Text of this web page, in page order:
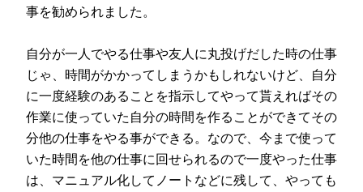
事を勧められました。
自分が一人でやる仕事や友人に丸投げだした時の仕事
じゃ、時間がかかってしまうかもしれないけど、自分
に一度経験のあることを指示してやって貰えればその
作業に使っていた自分の時間を作ることができてその
分他の仕事をやる事ができる。なので、今まで使って
いた時間を他の仕事に回せられるので一度やった仕事
は、マニュアル化してノートなどに残して、やっても